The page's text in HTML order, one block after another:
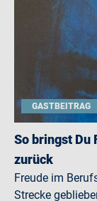
GASTBEITRAG
So bringst Du
zurück
Freude im
Strecke